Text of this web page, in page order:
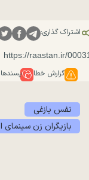
اشتراک گذاری:
گزارش خطا پسندها:
نفس بازغی
بازیگران زن سینمای